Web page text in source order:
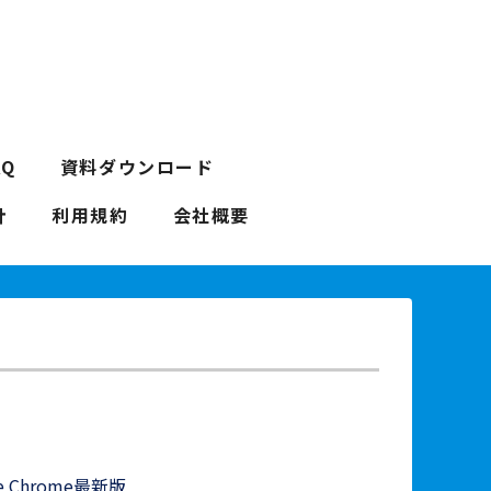
資料ダウンロード
利用規約 会社概要
Chrome最新版